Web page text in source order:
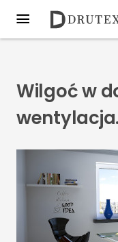
Wilgoć w
wentylacja.